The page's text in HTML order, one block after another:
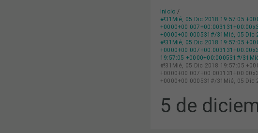
Inicio
#!31Mié, 05 Dic 2018 19:57:05
+0000+00:000531#/31Mié, 05 Dic
#!31Mié, 05 Dic 2018 19:57:05
19:57:05 +0000+00:000531#/
#!31Mié, 05 Dic 2018 19:57:05
+0000+00:000531#/31Mié, 05 Dic
5 de